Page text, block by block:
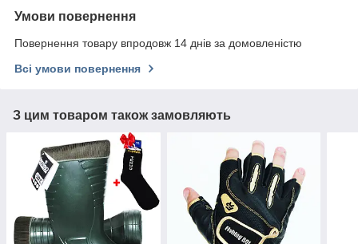
Умови повернення
Повернення товару впродовж 14 днів за домовленістю
Всі умови повернення
З цим товаром також замовляють